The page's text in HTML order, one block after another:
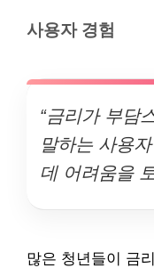
사용자 경험
“금리가 부담
말하는 사용
데 어려움을
많은 청년들이 금